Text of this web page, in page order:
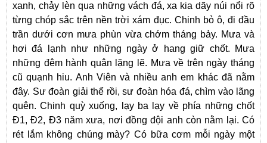
xanh, chảy lèn qua những vách đá, xa kia dãy núi nổi rõ
từng chóp sắc trên nền trời xám đục. Chinh bỏ ô, đi đầu
trần dưới cơn mưa phùn vừa chớm tháng bảy. Mưa và
hơi đá lạnh như những ngày ở hang giữ chốt. Mưa
những đêm hành quân lặng lẽ. Mưa về trên ngày tháng
cũ quạnh hiu. Anh Viên và nhiều anh em khác đã nằm
đây. Sư đoàn giải thể rồi, sư đoàn hóa đá, chìm vào lãng
quên. Chinh quỳ xuống, lạy ba lạy về phía những chốt
Đ1, Đ2, Đ3 năm xưa, nơi đồng đội anh còn nằm lại. Có
rét lắm không chúng mày? Có bữa cơm mỗi ngày một